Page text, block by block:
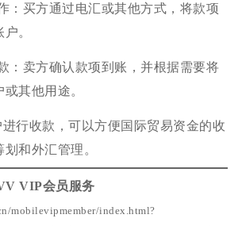
：买方通过电汇或其他方式，将款项
。
：卖方确认款项到账，并根据需要将
其他用途。
行收款，可以方便国际贸易资金的收
和外汇管理。
VIP会员服务
mobilevipmember/index.html?